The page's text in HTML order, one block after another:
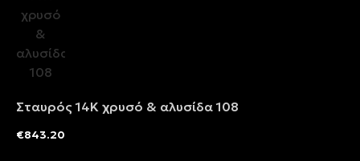
Σταυρός 14Κ χρυσό & αλυσίδα 108
€843.20